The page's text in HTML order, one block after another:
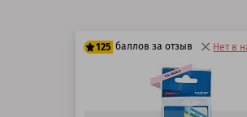
125 баллов за отзыв Нет в